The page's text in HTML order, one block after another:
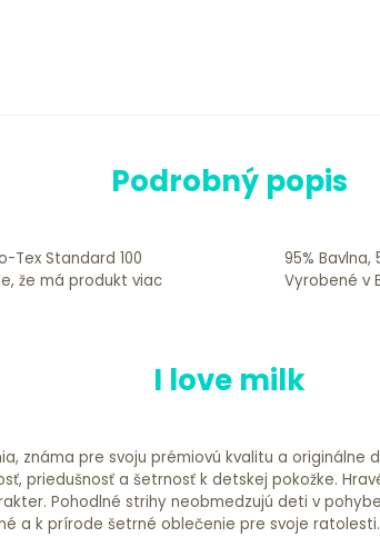
Podrobný popis
Tex Standard 100
že má produkt viac
95% Bavlna,
Vyrobené v
I love milk
známa pre svoju prémiovú kvalitu a originálne
priedušnosť a šetrnosť k detskej pokožke.
Pohodlné strihy neobmedzujú deti v
a k prírode šetrné oblečenie pre svoje ratolesti.